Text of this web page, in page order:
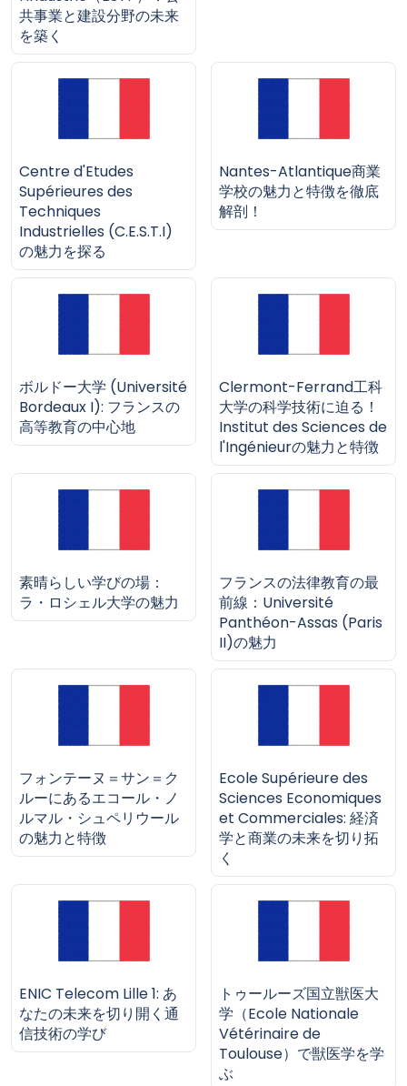
共事業と建設分野の未来
を築く
Centre d'Etudes
Supérieures des
Techniques
Industrielles (C.E.S.T.I)
の魅力を探る
Nantes-Atlantique商業
学校の魅力と特徴を徹底
解剖！
ボルドー大学 (Université
Bordeaux I): フランスの
高等教育の中心地
Clermont-Ferrand工科
大学の科学技術に迫る！
Institut des Sciences de
l'Ingénieurの魅力と特徴
素晴らしい学びの場：
ラ・ロシェル大学の魅力
フランスの法律教育の最
前線：Université
Panthéon-Assas (Paris
II)の魅力
フォンテーヌ＝サン＝ク
ルーにあるエコール・ノ
ルマル・シュペリウール
の魅力と特徴
Ecole Supérieure des
Sciences Economiques
et Commerciales: 経済
学と商業の未来を切り拓
く
ENIC Telecom Lille 1: あ
なたの未来を切り開く通
信技術の学び
トゥールーズ国立獣医大
学（Ecole Nationale
Vétérinaire de
Toulouse）で獣医学を学
ぶ